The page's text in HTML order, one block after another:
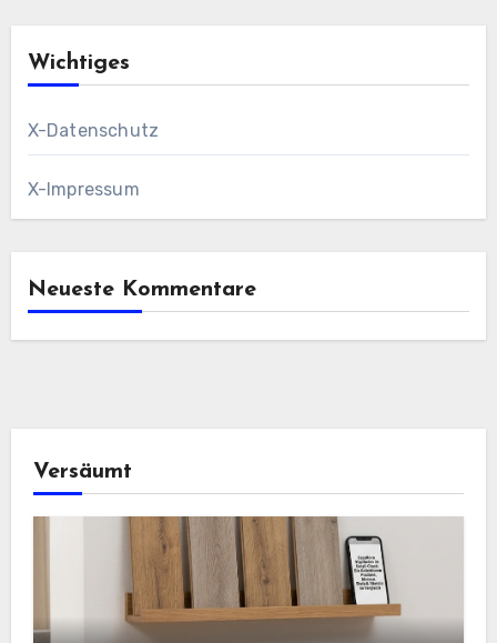
Wichtiges
X-Datenschutz
X-Impressum
Neueste Kommentare
Versäumt